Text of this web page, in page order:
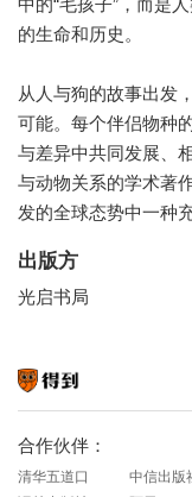
的生命和历史。
从人与狗的故事出发
可能。每个伴侣物种
与差异中共同发展、
与动物关系的学术著
发的全球态势中一种
出版方
光启书局
合作伙伴：
清华五道口 中信出版